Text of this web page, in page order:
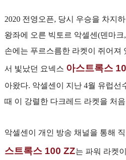
2020 전영오픈, 당시 우승을 차지
왕좌에 오른 빅토르 악셀센(덴마크
손에는 푸르스름한 라켓이 쥐어져
서 빛났던 요넥스 아스트록스
아왔다. 악셀센이 지난 4월 유럽선
때 이 강렬한 다크레드 라켓을 처
악셀센이 개인 방송 채널을 통해
스트록스 100 ZZ는 파워 라켓